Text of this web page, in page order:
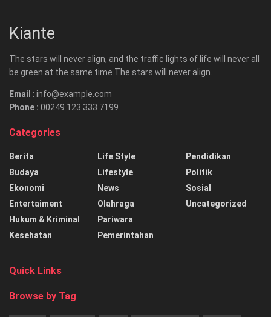
Kiante
The stars will never align, and the traffic lights of life will never all
be green at the same time.The stars will never align.
Email : info@example.com
Phone : 00249 123 333 7199
Categories
Berita
Budaya
Ekonomi
Entertaiment
Hukum & Kriminal
Kesehatan
Life Style
Lifestyle
News
Olahraga
Pariwara
Pemerintahan
Pendidikan
Politik
Sosial
Uncategorized
Quick Links
Browse by Tag